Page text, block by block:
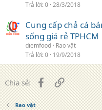
Trả lời 0 28/3/2018
Cung cấp chả cá
sống giá rẻ TPHCM
diemfood Rao vặt
Trả lời 0 19/9/2018
Chia sẻ: FacebookLiên kết
Rao vặt